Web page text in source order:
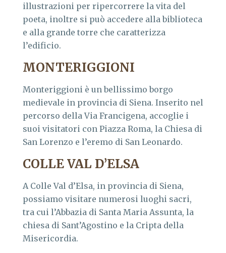
illustrazioni per ripercorrere la vita del
poeta, inoltre si può accedere alla biblioteca
e alla grande torre che caratterizza
l’edificio.
MONTERIGGIONI
Monteriggioni è un bellissimo borgo
medievale in provincia di Siena. Inserito nel
percorso della Via Francigena, accoglie i
suoi visitatori con Piazza Roma, la Chiesa di
San Lorenzo e l’eremo di San Leonardo.
COLLE VAL D’ELSA
A Colle Val d’Elsa, in provincia di Siena,
possiamo visitare numerosi luoghi sacri,
tra cui l’Abbazia di Santa Maria Assunta, la
chiesa di Sant’Agostino e la Cripta della
Misericordia.